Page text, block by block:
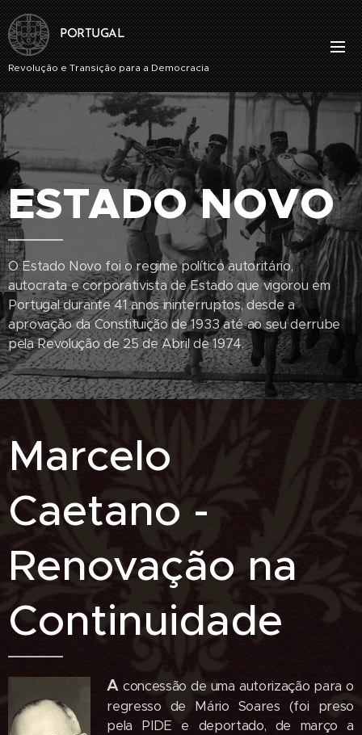
PORTUGAL
Revolução e Transição para a Democracia
ESTADO NOVO
O Estado Novo foi o regime político autoritário,
autocrata e corporativista de Estado que vigorou em
Portugal durante 41 anos ininterruptos, desde a
aprovação da Constituição de 1933 até ao seu derrube
pela Revolução de 25 de Abril de 1974.
Marcelo
Caetano -
Renovação na
Continuidade
Aconcessão de uma autorização para o
regresso de Mário Soares (foi preso
pela PIDE e deportado, de março a